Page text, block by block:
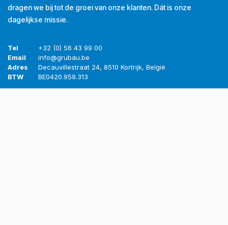
dragen we bij tot de groei van onze klanten. Dát is onze
dagelijkse missie.
Tel
+32 (0) 56 43 99 00
Email
info@grubau.be
Adres
Decauvillestraat 24, 8510 Kortrijk, België
BTW
BE0420.959.313